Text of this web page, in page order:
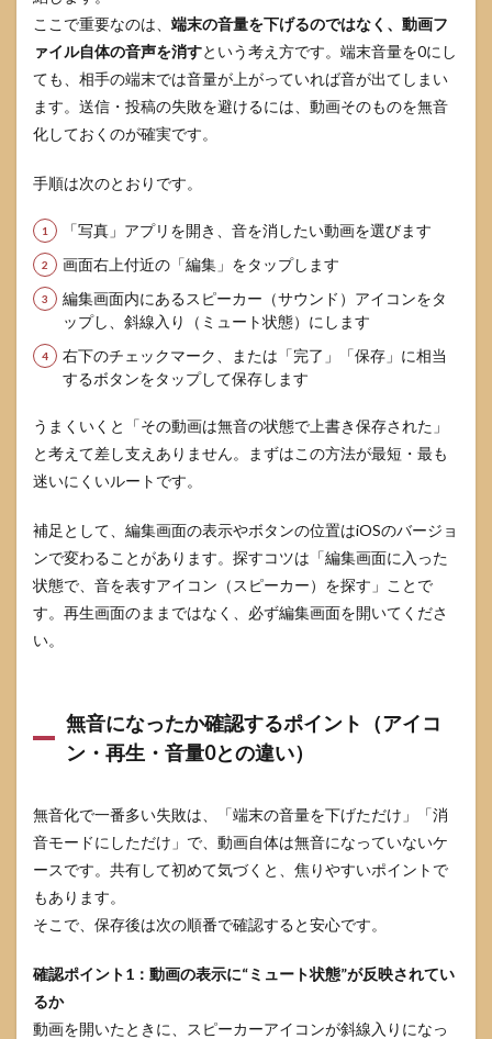
真ア
プ
リ）
3.2
一部
消す
ノイ
け減
ら
す、
残す
（オ
ィオ
ミッ
等の
選択
肢）
3.4
時の“ア
プリ側
ト”と“動
画自体
目的
別お
較表
4
iPhone
音を消
したの
る・消
えない
時の対
処
ここで重要なのは、 端末の音量を下げるのではなく、動画フ
ァイル自体の音声を消すという考え方です。端末音量を0にし
ても、相手の端末では音量が上がっていれば音が出てしまい
ます。送信・投稿の失敗を避けるには、動画そのものを無音
化しておくのが確実です。
手順は次のとおりです。
「写真」アプリを開き、音を消したい動画を選びます
画面右上付近の「編集」をタップします
編集画面内にあるスピーカー（サウンド）アイコンをタ
ップし、斜線入り（ミュート状態）にします
右下のチェックマーク、または「完了」「保存」に相当
するボタンをタップして保存します
うまくいくと「その動画は無音の状態で上書き保存された」
と考えて差し支えありません。まずはこの方法が最短・最も
迷いにくいルートです。
補足として、編集画面の表示やボタンの位置はiOSのバージョ
ンで変わることがあります。探すコツは「編集画面に入った
状態で、音を表すアイコン（スピーカー）を探す」ことで
す。再生画面のままではなく、必ず編集画面を開いてくださ
い。
無音になったか確認するポイント（アイコ
ン・再生・音量0との違い）
無音化で一番多い失敗は、「端末の音量を下げただけ」「消
音モードにしただけ」で、動画自体は無音になっていないケ
ースです。共有して初めて気づくと、焦りやすいポイントで
もあります。
そこで、保存後は次の順番で確認すると安心です。
確認ポイント1：動画の表示に“ミュート状態”が反映されてい
るか
動画を開いたときに、スピーカーアイコンが斜線入りになっ